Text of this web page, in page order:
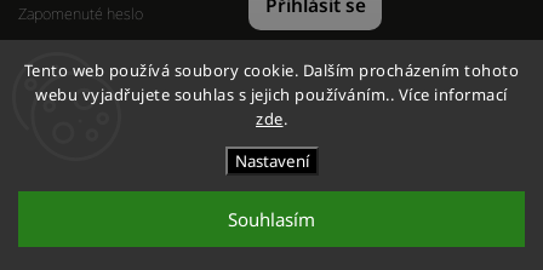
Tento web používá soubory cookie. Dalším procházením tohoto
webu vyjadřujete souhlas s jejich používáním.. Více informací
zde.
Nastavení
Souhlasím
Přihlásit se
Zapomenuté heslo
GYMSHOP. Všechna práva vyhrazena.